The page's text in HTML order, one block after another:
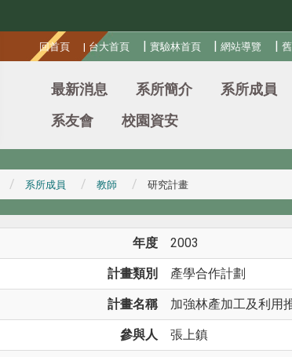
回首頁 | 台大首頁 | 實驗林首頁 |網站導覽 |
最新消息 系所簡介 系所成員
系友會
校園資安
系所成員 教師 研究計畫
年度 2003
計畫類別 產學合作計劃
計畫名稱 加強林產加工及利用
參與人 張上鎮